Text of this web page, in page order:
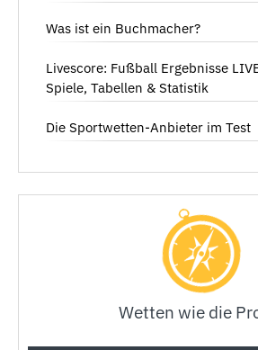
Was ist ein Buchmacher?
Livescore: Fußball Ergebnisse
Spiele, Tabellen & Statistik
Die Sportwetten-Anbieter im Test
Wetten wie die